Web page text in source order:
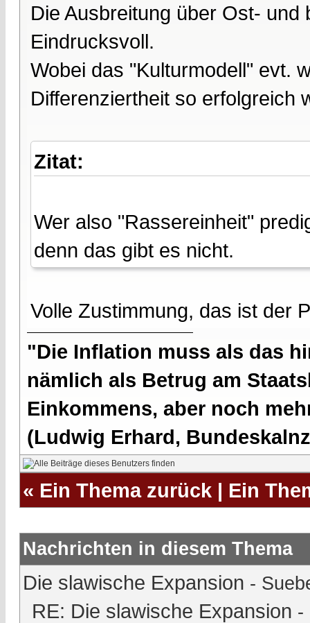
Die Ausbreitung über Ost-
Eindrucksvoll.
Wobei das "Kulturmodell" evt.
Differenziertheit so erfolgreich
Zitat:
Wer also "Rassereinheit"
denn das gibt es nicht.
Volle Zustimmung, das ist der
"Die Inflation muss als das
nämlich als Betrug am
Einkommens, aber noch
(Ludwig Erhard,
« Ein Thema zurück | Ein
Nachrichten in diesem Thema
Die slawische Expansion -
RE: Die slawische Expansion -